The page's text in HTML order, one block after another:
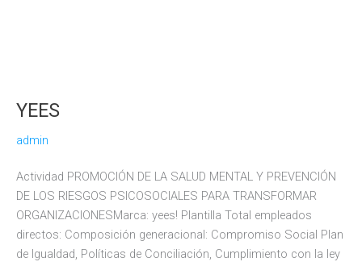
YEES
admin
Actividad PROMOCIÓN DE LA SALUD MENTAL Y PREVENCIÓN
DE LOS RIESGOS PSICOSOCIALES PARA TRANSFORMAR
ORGANIZACIONESMarca: yees! Plantilla Total empleados
directos: Composición generacional: Compromiso Social Plan
de Igualdad, Políticas de Conciliación, Cumplimiento con la ley